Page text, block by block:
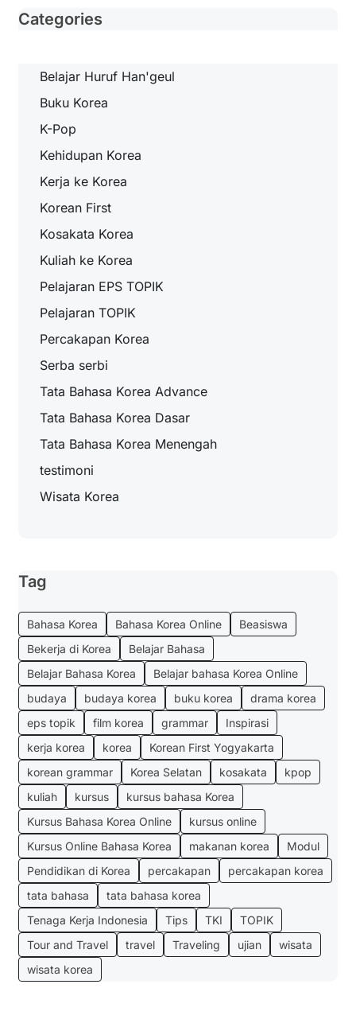
Categories
Belajar Huruf Han'geul
Buku Korea
K-Pop
Kehidupan Korea
Kerja ke Korea
Korean First
Kosakata Korea
Kuliah ke Korea
Pelajaran EPS TOPIK
Pelajaran TOPIK
Percakapan Korea
Serba serbi
Tata Bahasa Korea Advance
Tata Bahasa Korea Dasar
Tata Bahasa Korea Menengah
testimoni
Wisata Korea
Tag
Bahasa Korea Bahasa Korea Online
Beasiswa
Bekerja di Korea
Belajar Bahasa
Belajar Bahasa Korea
Belajar bahasa Korea Online
budaya
budaya korea buku korea
drama korea
eps topik
film korea grammar
Inspirasi
kerja korea
korea
Korean First Yogyakarta
korean grammar
Korea Selatan kosakata
kpop
kuliah
kursus
kursus bahasa Korea
Kursus Bahasa Korea Online
kursus online
Kursus Online Bahasa Korea
makanan korea
Modul
Pendidikan di Korea
percakapan
percakapan korea
tata bahasa
tata bahasa korea
Tenaga Kerja Indonesia
Tips TKI
TOPIK
Tour and Travel
travel Traveling ujian
wisata
wisata korea